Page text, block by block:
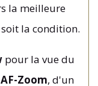
la meilleure
la condition.
pour la vue du
AF-Zoom, d'un